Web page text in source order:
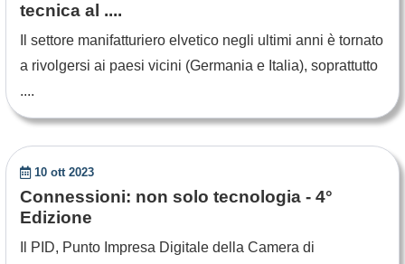
tecnica al ....
Il settore manifatturiero elvetico negli ultimi anni è tornato
a rivolgersi ai paesi vicini (Germania e Italia), soprattutto
....
10 ott 2023
Connessioni: non solo tecnologia - 4°
Edizione
Il PID, Punto Impresa Digitale della Camera di